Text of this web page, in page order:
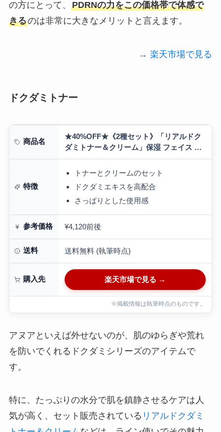
の方にとって、 PDRNの力をこの価格帯で体感で
きるのは非常に大きなメリットと言えます。
→ 楽天市場で見る
ドクダミトナー
商品名
★40%OFF★《2種セット》「リアルドク
ダミトナー＆クリーム」保湿 フェイス ト
ナー 肌鎮静 クリーム 低刺激 乾燥肌 肌荒
れ 肌トラブル 敏感肌 さっぱり…
特徴
トナーとクリームのセット
ドクダミエキスを高配合
さっぱりとした使用感
参考価格 ¥4,120前後
送料 送料無料 (執筆時点)
購入先 楽天市場で見る →
※掲載情報は執筆時点のものです。
アヌアといえば外せないのが、肌のゆらぎや荒れ
を防いでくれるドクダミシリーズのアイテムで
す。
特に、たっぷりの水分で肌を鎮静させるケアは人
気が高く、セット販売されている リアルドクダミ